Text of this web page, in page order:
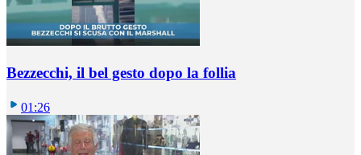
Bezzecchi, il bel gesto dopo la follia
01:26